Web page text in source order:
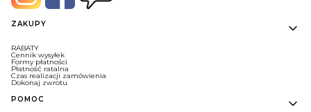
Linki w stopce
ZAKUPY
RABATY
Cennik wysyłek
Formy płatności
Płatność ratalna
Czas realizacji zamówienia
Dokonaj zwrotu
POMOC